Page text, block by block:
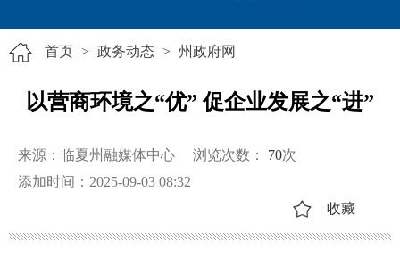
首页 > 政务动态 > 州政府网
以营商环境之“优” 促企业发展之“进”
来源：临夏州融媒体中心 浏览次数： 70次
添加时间：2025-09-03 08:32
收藏